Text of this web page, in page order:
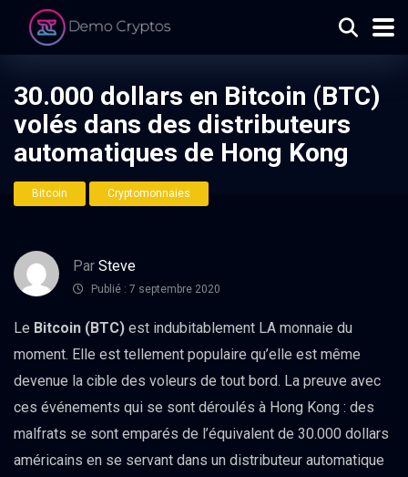
30.000 dollars en Bitcoin (BTC)
volés dans des distributeurs
automatiques de Hong Kong
Bitcoin Cryptomonnaies
Par Steve
Publié : 7 septembre 2020
Le Bitcoin (BTC) est indubitablement LA monnaie du
moment. Elle est tellement populaire qu’elle est même
devenue la cible des voleurs de tout bord. La preuve avec
ces événements qui se sont déroulés à Hong Kong : des
malfrats se sont emparés de l’équivalent de 30.000 dollars
américains en se servant dans un distributeur automatique